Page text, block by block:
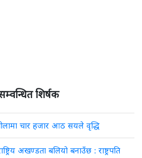
शिर्षक
चार हजार आठ सयले वृद्धि
अखण्डता बलियो बनाउँछ : राष्ट्रपति